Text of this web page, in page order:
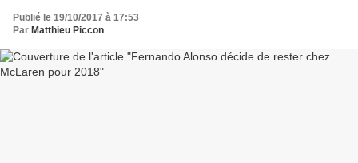
Publié le 19/10/2017 à 17:53
Par Matthieu Piccon